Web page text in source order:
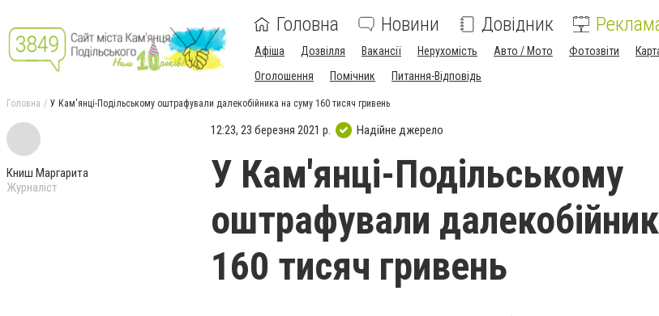
Головна Новини Довідник
Афіша Дозвілля Вакансії Нерухомість Авто / Мото Фотозвіти
Оголошення
Помічник Питання-Відповідь
Головна У Кам'янці-Подільському оштрафували далекобійника на суму 160 тисяч гривень
Книш Маргарита
Журналіст
12:23, 23 березня 2021 р. Надійне джерело
У Кам'янці-Подільському
оштрафували
160 тисяч гривень